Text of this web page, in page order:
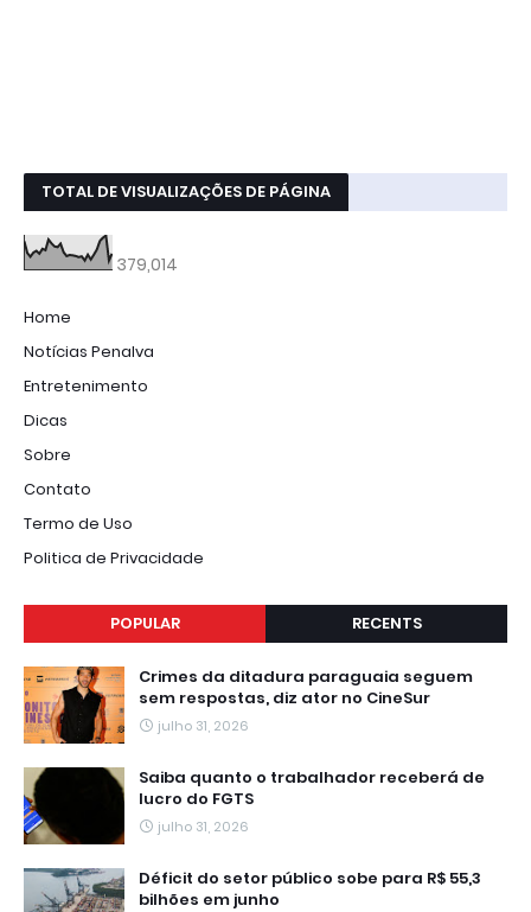
TOTAL DE VISUALIZAÇÕES DE PÁGINA
379,014
Home
Notícias Penalva
Entretenimento
Dicas
Sobre
Contato
Termo de Uso
Politica de Privacidade
POPULAR RECENTS
Crimes da ditadura paraguaia seguem
sem respostas, diz ator no CineSur
julho 31, 2026
Saiba quanto o trabalhador receberá de
lucro do FGTS
julho 31, 2026
Déficit do setor público sobe para R$ 55,3
bilhões em junho